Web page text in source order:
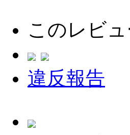
このレビ
違反報告